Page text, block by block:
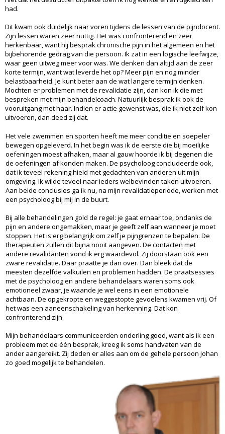
had.
Dit kwam ook duidelijk naar voren tijdens de lessen van de pijndocent.
Zijn lessen waren zeer nuttig. Het was confronterend en zeer
herkenbaar, want hij besprak chronische pijn in het algemeen en het
bijbehorende gedrag van die persoon. Ik zat in een logische leefwijze,
waar geen uitweg meer voor was. We denken dan altijd aan de zeer
korte termijn, want wat leverde het op? Meer pijn en nog minder
belastbaarheid. Je kunt beter aan de wat langere termijn denken.
Mochten er problemen met de revalidatie zijn, dan kon ik die met
bespreken met mijn behandelcoach. Natuurlijk besprak ik ook de
vooruitgang met haar. Indien er actie gewenst was, die ik niet zelf kon
uitvoeren, dan deed zij dat.
Het vele zwemmen en sporten heeft me meer conditie en soepeler
bewegen opgeleverd. In het begin was ik de eerste die bij moeilijke
oefeningen moest afhaken, maar al gauw hoorde ik bij degenen die
de oefeningen af konden maken. De psycholoog concludeerde ook,
dat ik teveel rekening hield met gedachten van anderen uit mijn
omgeving. Ik wilde teveel naar ieders welbevinden taken uitvoeren.
Aan beide conclusies ga ik nu, na mijn revalidatieperiode, werken met
een psycholoog bij mij in de buurt.
Bij alle behandelingen gold de regel: je gaat ernaar toe, ondanks de
pijn en andere ongemakken, maar je geeft zelf aan wanneer je moet
stoppen. Het is erg belangrijk om zelf je pijngrenzen te bepalen. De
therapeuten zullen dit bijna nooit aangeven. De contacten met
andere revalidanten vond ik erg waardevol. Zij doorstaan ook een
zware revalidatie. Daar praatte je dan over. Dan bleek dat de
meesten dezelfde valkuilen en problemen hadden. De praatsessies
met de psycholoog en andere behandelaars waren soms ook
emotioneel zwaar, je waande je wel eens in een emotionele
achtbaan. De opgekropte en weggestopte gevoelens kwamen vrij. Of
het was een aaneenschakeling van herkenning. Dat kon
confronterend zijn.
Mijn behandelaars communiceerden onderling goed, want als ik een
probleem met de één besprak, kreeg ik soms handvaten van de
ander aangereikt. Zij deden er alles aan om de gehele persoon Johan
zo goed mogelijk te behandelen.